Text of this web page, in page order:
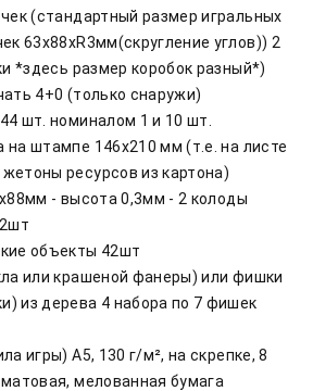
(стандартный размер игральных
63х88хR3мм(скругление углов)) 2
*здесь размер коробок разный*)
4+0 (только снаружи)
шт. номиналом 1 и 10 шт.
на штампе 146х210 мм (т.е. на листе
ресурсов из картона)
- высота 0,3мм - 2 колоды
объекты 42шт
или крашеной фанеры) или фишки
из дерева 4 набора по 7 фишек
игры) А5, 130 г/м², на скрепке, 8
мелованная бумага